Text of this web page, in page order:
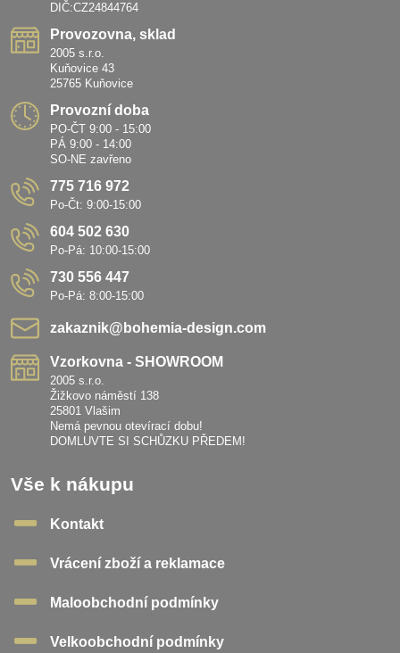
DIČ:CZ24844764
Provozovna, sklad
2005 s.r.o.
Kuňovice 43
25765 Kuňovice
Provozní doba
PO-ČT 9:00 - 15:00
PÁ 9:00 - 14:00
SO-NE zavřeno
775 716 972
Po-Čt: 9:00-15:00
604 502 630
Po-Pá: 10:00-15:00
730 556 447
Po-Pá: 8:00-15:00
zakaznik​@bohemia-design​.com
Vzorkovna - SHOWROOM
2005 s.r.o.
Žižkovo náměstí 138
25801 Vlašim
Nemá pevnou otevírací dobu!
DOMLUVTE SI SCHŮZKU PŘEDEM!
Vše k nákupu
Kontakt
Vrácení zboží a reklamace
Maloobchodní podmínky
Velkoobchodní podmínky